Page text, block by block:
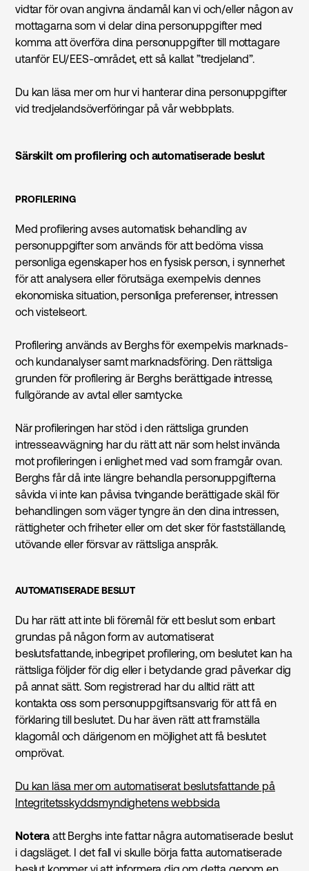
vidtar för ovan angivna ändamål kan vi och/eller någon av
mottagarna som vi delar dina personuppgifter med
komma att överföra dina personuppgifter till mottagare
utanför EU/EES-området, ett så kallat ”tredjeland”.
Du kan läsa mer om hur vi hanterar dina personuppgifter
vid tredjelandsöverföringar på vår webbplats.
Särskilt om profilering och automatiserade beslut
PROFILERING
Med profilering avses automatisk behandling av
personuppgifter som används för att bedöma vissa
personliga egenskaper hos en fysisk person, i synnerhet
för att analysera eller förutsäga exempelvis dennes
ekonomiska situation, personliga preferenser, intressen
och vistelseort.
Profilering används av Berghs för exempelvis marknads-
och kundanalyser samt marknads­föring. Den rättsliga
grunden för profilering är Berghs berättigade intresse,
fullgörande av avtal eller samtycke.
När profileringen har stöd i den rättsliga grunden
intresseavvägning har du rätt att när som helst invända
mot profileringen i enlighet med vad som framgår ovan.
Berghs får då inte längre behandla personuppgifterna
såvida vi inte kan påvisa tvingande berättigade skäl för
behandlingen som väger tyngre än den dina intressen,
rättigheter och friheter eller om det sker för fastställande,
utövande eller försvar av rättsliga anspråk.
AUTOMATISERADE BESLUT
Du har rätt att inte bli föremål för ett beslut som enbart
grundas på någon form av automatiserat
beslutsfattande, inbegripet profilering, om beslutet kan ha
rättsliga följder för dig eller i betydande grad påverkar dig
på annat sätt. Som registrerad har du alltid rätt att
kontakta oss som personuppgiftsansvarig för att få en
förklaring till beslutet. Du har även rätt att framställa
klagomål och därigenom en möjlighet att få beslutet
omprövat.
Du kan läsa mer om automatiserat beslutsfattande på
Integritetsskyddsmyndighetens webbsida
Notera att Berghs inte fattar några automatiserade beslut
i dagsläget. I det fall vi skulle börja fatta automatiserade